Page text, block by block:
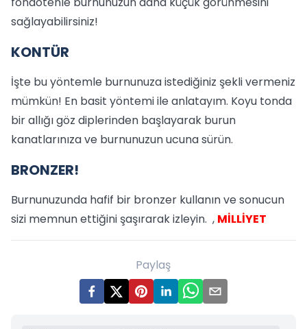
sağlayabilirsiniz!
KONTÜR
İşte bu yöntemle burnunuza istediğiniz şekli vermeniz
mümkün! En basit yöntemi ile anlatayım. Koyu tonda
bir allığı göz diplerinden başlayarak burun
kanatlarınıza ve burnunuzun ucuna sürün.
BRONZER!
Burnunuzunda hafif bir bronzer kullanın ve sonucun
sizi memnun ettiğini şaşırarak izleyin. , MİLLİYET
Paylaş